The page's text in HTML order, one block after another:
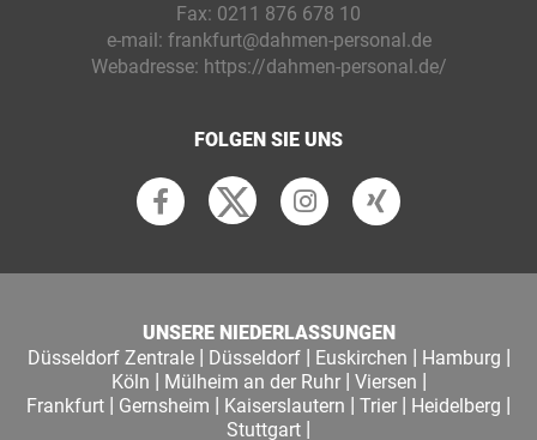
Fax: 0211 876 678 10
e-mail: frankfurt@dahmen-personal.de
Webadresse: https://dahmen-personal.de/
FOLGEN SIE UNS
UNSERE NIEDERLASSUNGEN
Düsseldorf Zentrale| Düsseldorf| Euskirchen | Hamburg |
Köln | Mülheim an der Ruhr| Viersen |
Frankfurt | Gernsheim | Kaiserslautern | Trier | Heidelberg |
Stuttgart |